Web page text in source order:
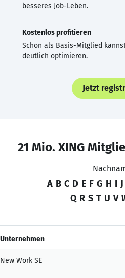
besseres Job-Leben.
Kostenlos profitieren
Schon als Basis-Mitglied
deutlich optimieren.
Jetzt
21 Mio. XING
A B C D E F G H I J
Q R S T U V
Unternehmen
New Work SE